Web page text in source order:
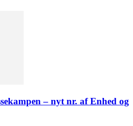
– nyt nr. af Enhed og